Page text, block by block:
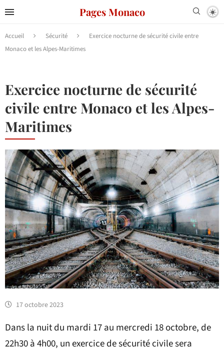
Pages Monaco
Accueil Sécurité
Exercice nocturne de sécurité civile entre
Monaco et les Alpes-Maritimes
Exercice nocturne de sécurité
civile entre Monaco et les Alpes-
Maritimes
17 octobre 2023
Dans la nuit du mardi 17 au mercredi 18 octobre, de
22h30 à 4h00, un exercice de sécurité civile sera